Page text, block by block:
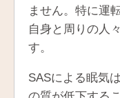
ません。特に運
自身と周りの人
す。
SASによる眠気